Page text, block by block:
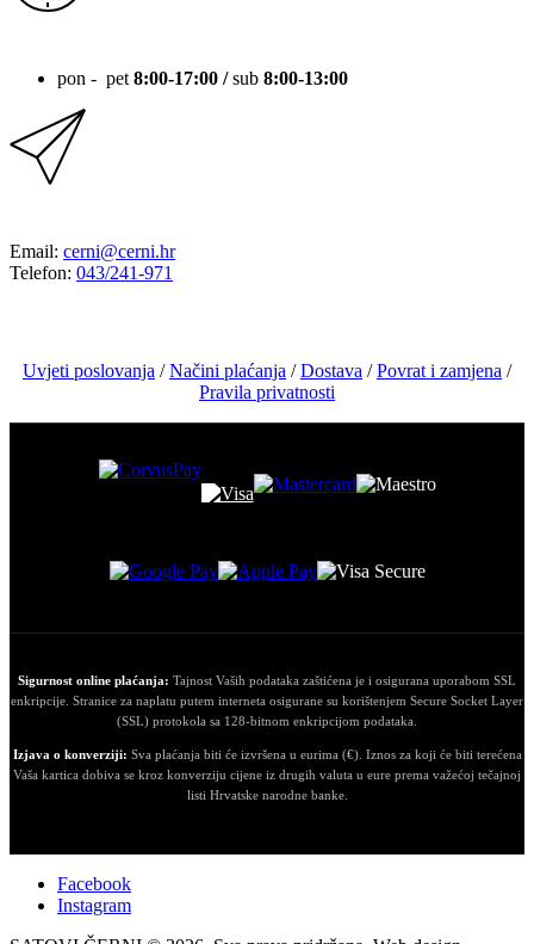
pon - pet 8:00-17:00 /sub 8:00-13:00
Email: cerni@cerni.hr
Telefon: 043/241-971
Uvjeti poslovanja /Načini plaćanja /Dostava /Povrat i zamjena /
Pravila privatnosti
Sigurnost online plaćanja: Tajnost Vaših podataka zaštićena je i osigurana uporabom SSL
enkripcije. Stranice za naplatu putem interneta osigurane su korištenjem Secure Socket Layer
(SSL) protokola sa 128-bitnom enkripcijom podataka.
Izjava o konverziji: Sva plaćanja biti će izvršena u eurima (€). Iznos za koji će biti terećena
Vaša kartica dobiva se kroz konverziju cijene iz drugih valuta u eure prema važećoj tečajnoj
listi Hrvatske narodne banke.
Facebook
Instagram